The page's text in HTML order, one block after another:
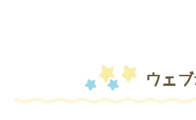
ウェ